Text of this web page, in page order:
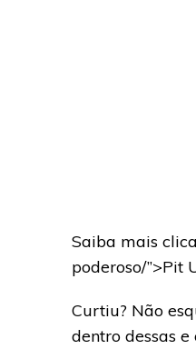
Saiba mais
poderoso/”>Pit
Curtiu? Não
dentro dessas